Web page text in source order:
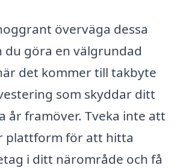
överväga dessa
göra en välgrundad
det kommer till takbyte
som skyddar ditt
år framöver. Tveka inte att
plattform för att hitta
i ditt närområde och få